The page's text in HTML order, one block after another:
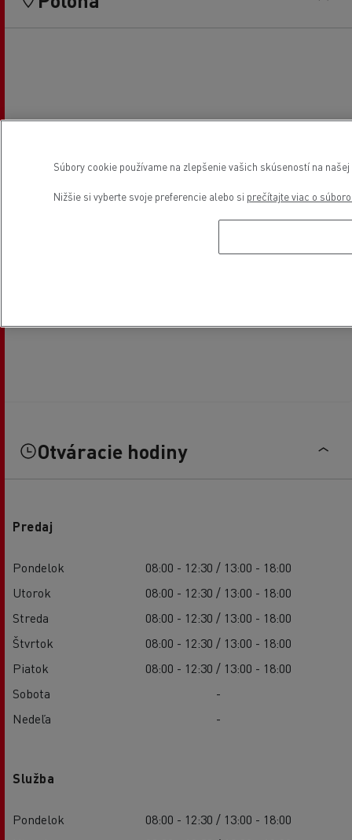
Otváracie hodiny
Predaj
Pondelok
08:00 - 12:30 / 13:00 - 18:00
Utorok
08:00 - 12:30 / 13:00 - 18:00
Streda
08:00 - 12:30 / 13:00 - 18:00
Štvrtok
08:00 - 12:30 / 13:00 - 18:00
Piatok
08:00 - 12:30 / 13:00 - 18:00
Sobota
-
Nedeľa
-
Služba
Pondelok
08:00 - 12:30 / 13:00 - 18:00
Súbory cookie používame na zlepšenie vašich skúseností na
Nižšie si vyberte svoje preferencie alebo si prečítajte viac o